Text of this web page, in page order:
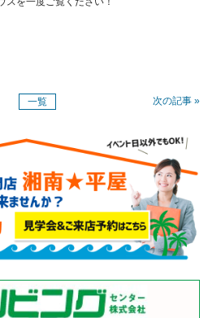
一覧 次の記事 »